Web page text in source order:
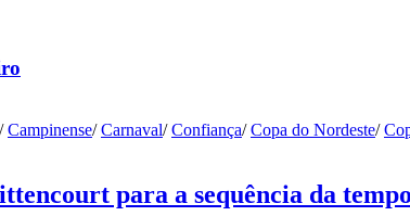
/ Campinense/ Carnaval/ Confiança/ Copa do Nordeste/
para a sequência da